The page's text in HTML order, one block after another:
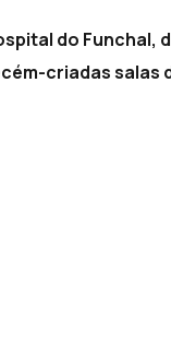
do Funchal,
criadas